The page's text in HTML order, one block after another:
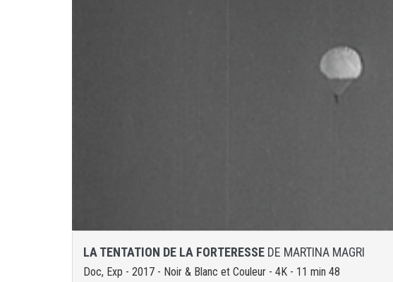
LA TENTATION DE LA FORTERESSE DE MARTINA MAGRI
Doc, Exp - 2017 - Noir & Blanc et Couleur - 4K - 11 min 48